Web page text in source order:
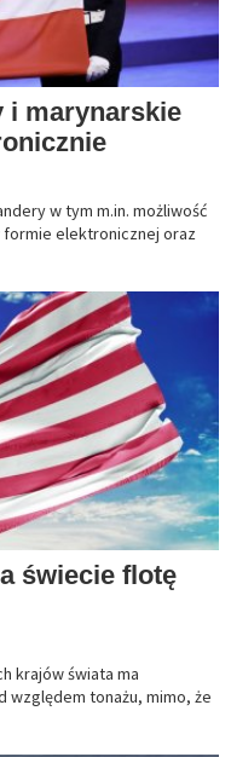
i marynarskie
w tym m.in. możliwość
formie elektronicznej oraz
świecie flotę
krajów świata ma
tonażu, mimo, że